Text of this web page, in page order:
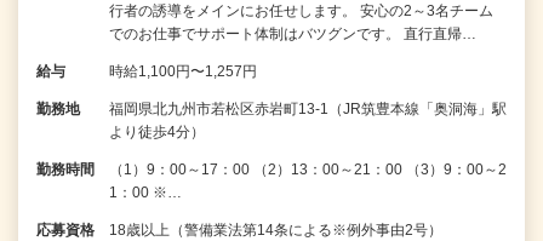
行者の誘導をメインにお任せします。 安心の2～3名チーム
でのお仕事でサポート体制はバツグンです。 直行直帰…
給与 時給1,100円〜1,257円
勤務地
福岡県北九州市若松区赤岩町13-1（JR筑豊本線「奥洞海」駅
より徒歩4分）
勤務時間
（1）9：00～17：00 （2）13：00～21：00 （3）9：00～2
1：00 ※…
応募資格 18歳以上（警備業法第14条による※例外事由2号）